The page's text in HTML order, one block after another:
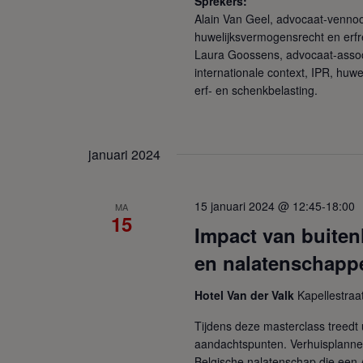
Alain Van Geel, advocaat-
huwelijksvermogensrecht en
Laura Goossens, advocaat-
internationale context, IPR,
erf- en schenkbelasting.
januari 2024
MA
15
Impact van
en
15 januari 2024 @ 12:45-18:00
Hotel Van der Valk
Tijdens deze masterclass
aandachtspunten.